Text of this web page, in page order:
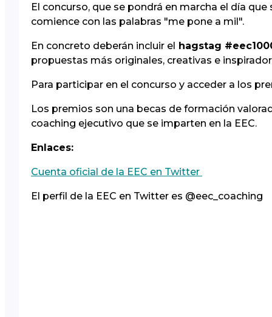
El concurso, que se pondrá en marcha el día
comience con las palabras "me pone a mil".
En concreto deberán incluir el hagstag
propuestas más originales, creativas e
Para participar en el concurso y acceder a los
Los premios son una becas de formación
coaching ejecutivo que se imparten en la EEC.
Enlaces:
Cuenta oficial de la EEC en Twitter
El perfil de la EEC en Twitter es @eec_coaching